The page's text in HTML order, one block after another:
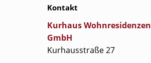
Kontakt
Kurhaus Wohnresidenzen
GmbH
Kurhausstraße 27